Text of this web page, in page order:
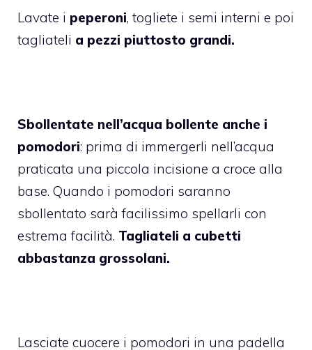
Lavate i peperoni, togliete i semi interni e poi
tagliateli a pezzi piuttosto grandi.
Sbollentate nell’acqua bollente anche i
pomodori: prima di immergerli nell’acqua
praticata una piccola incisione a croce alla
base. Quando i pomodori saranno
sbollentato sarà facilissimo spellarli con
estrema facilità. Tagliateli a cubetti
abbastanza grossolani.
Lasciate cuocere i pomodori in una padella